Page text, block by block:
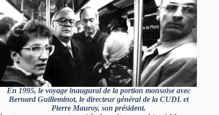
En 1995, le voyage inaugural de la portion monsoise avec
Bernard Guilleminot, le directeur général de la CUDL et
Pierre Mauroy, son président.